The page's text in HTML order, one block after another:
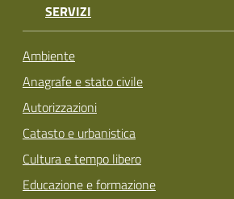
SERVIZI
Ambiente
Anagrafe e stato civile
Autorizzazioni
Catasto e urbanistica
Cultura e tempo libero
Educazione e formazione